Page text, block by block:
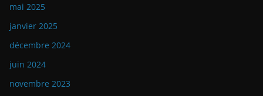
mai 2025
janvier 2025
décembre 2024
juin 2024
novembre 2023